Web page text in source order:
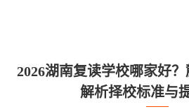
2026湖南复读学校哪家好
解析择校标准与